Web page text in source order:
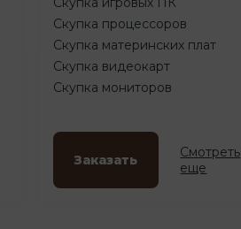
Скупка процессоров
Скупка материнских плат
Скупка видеокарт
Скупка мониторов
Заказать
Смотреть
еще